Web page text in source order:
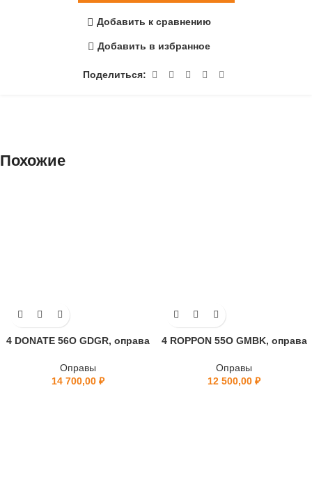
Добавить к сравнению
Добавить в избранное
Поделиться:
Похожие
4 DONATE 56O GDGR, оправа
Оправы
14 700,00 ₽
4 ROPPON 55O GMBK, оправа
Оправы
12 500,00 ₽